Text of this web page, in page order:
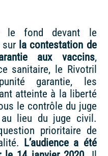
le fond devant le
sur la contestation de
aux vaccins,
sanitaire, le Rivotril
garantie, les
atteinte à la liberté
le contrôle du juge
lieu du juge civil.
prioritaire de
L’audience a été